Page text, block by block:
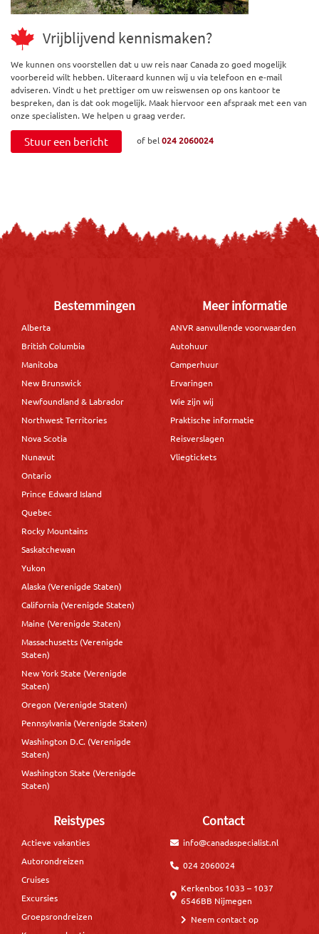
Vrijblijvend kennismaken?
We kunnen ons voorstellen dat u uw reis naar Canada zo goed mogelijk
voorbereid wilt hebben. Uiteraard kunnen wij u via telefoon en e-mail
adviseren. Vindt u het prettiger om uw reiswensen op ons kantoor te
bespreken, dan is dat ook mogelijk. Maak hiervoor een afspraak met een van
onze specialisten. We helpen u graag verder.
Stuur een bericht of bel024 2060024
Bestemmingen
Alberta
British Columbia
Manitoba
New Brunswick
Newfoundland & Labrador
Northwest Territories
Nova Scotia
Nunavut
Ontario
Prince Edward Island
Quebec
Rocky Mountains
Saskatchewan
Yukon
Alaska (Verenigde Staten)
California (Verenigde Staten)
Maine (Verenigde Staten)
Massachusetts (Verenigde
Staten)
New York State (Verenigde
Staten)
Oregon (Verenigde Staten)
Pennsylvania (Verenigde Staten)
Washington D.C. (Verenigde
Staten)
Washington State (Verenigde
Staten)
Meer informatie
ANVR aanvullende voorwaarden
Autohuur
Camperhuur
Ervaringen
Wie zijn wij
Praktische informatie
Reisverslagen
Vliegtickets
Reistypes
Actieve vakanties
Autorondreizen
Cruises
Excursies
Groepsrondreizen
Contact
info@canadaspecialist.nl
024 2060024
Kerkenbos 1033 – 1037
6546BB Nijmegen
Neem contact op